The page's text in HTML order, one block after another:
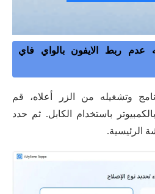
عدم ربط الايفون بالواي فاي
وتشغيله من الزر أعلاه، قم
باستخدام الكابل. ثم حدد
الرئيسية.